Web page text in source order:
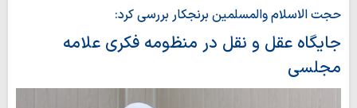
حجت الاسلام والمسلمین برنجکار بررسی کرد:
جایگاه عقل و نقل در منظومه فکری علامه
مجلسی